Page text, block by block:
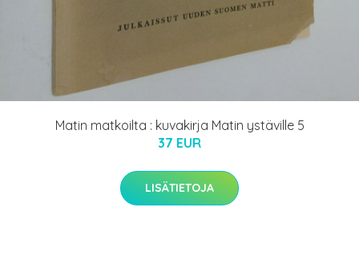
Matin matkoilta : kuvakirja Matin ystäville 5
37 EUR
LISÄTIETOJA